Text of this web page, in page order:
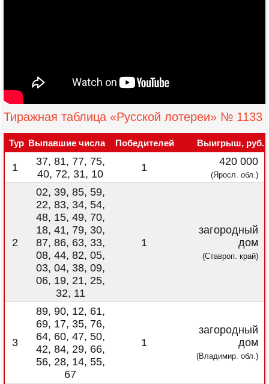
Тиражная таблица «Русской лотереи» № 1133
Тур Выпавшие числа Победителей Выигрыш, руб.
1
37, 81, 77, 75,
40, 72, 31, 10
1 420 000
(Яросл. обл.)
2
02, 39, 85, 59,
22, 83, 34, 54,
48, 15, 49, 70,
18, 41, 79, 30,
87, 86, 63, 33,
08, 44, 82, 05,
03, 04, 38, 09,
06, 19, 21, 25,
32, 11
1
загородный
дом
(Ставроп. край)
3
89, 90, 12, 61,
69, 17, 35, 76,
64, 60, 47, 50,
42, 84, 29, 66,
56, 28, 14, 55,
67
1
загородный
дом
(Владимир. обл.)